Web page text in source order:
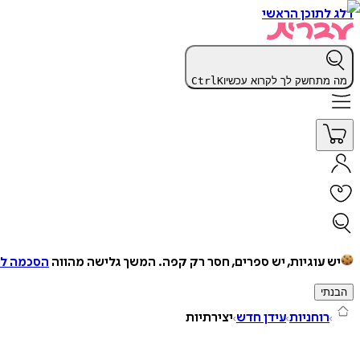
דלג לתוכן הראשי
מה מתחשק לך לקרוא עכשיו CtrlK
יש עוגיות, יש ספרים, חסר רק קפה. המשך גלישה מהווה הסכמה
הבנתי
רוחניות עידן חדש יצירתיות